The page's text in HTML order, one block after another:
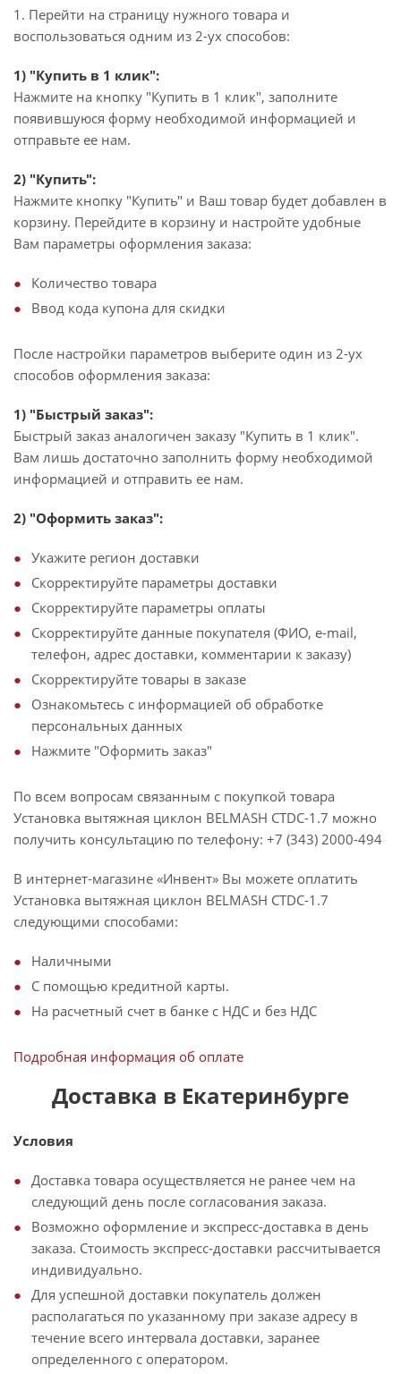
1. Перейти на страницу нужного товара и
воспользоваться одним из 2-ух способов:
1) "Купить в 1 клик":
Нажмите на кнопку "Купить в 1 клик", заполните
появившуюся форму необходимой информацией и
отправьте ее нам.
2) "Купить":
Нажмите кнопку "Купить" и Ваш товар будет добавлен в
корзину. Перейдите в корзину и настройте удобные
Вам параметры оформления заказа:
Количество товара
Ввод кода купона для скидки
После настройки параметров выберите один из 2-ух
способов оформления заказа:
1) "Быстрый заказ":
Быстрый заказ аналогичен заказу "Купить в 1 клик".
Вам лишь достаточно заполнить форму необходимой
информацией и отправить ее нам.
2) "Оформить заказ":
Укажите регион доставки
Скорректируйте параметры доставки
Скорректируйте параметры оплаты
Скорректируйте данные покупателя (ФИО, e-mail,
телефон, адрес доставки, комментарии к заказу)
Скорректируйте товары в заказе
Ознакомьтесь с информацией об обработке
персональных данных
Нажмите "Оформить заказ"
По всем вопросам связанным с покупкой товара
Установка вытяжная циклон BELMASH CTDC-1.7 можно
получить консультацию по телефону: +7 (343) 2000-494
В интернет-магазине «Инвент» Вы можете оплатить
Установка вытяжная циклон BELMASH CTDC-1.7
следующими способами:
Наличными
С помощью кредитной карты.
На расчетный счет в банке с НДС и без НДС
Подробная информация об оплате
Доставка в Екатеринбурге
Условия
Доставка товара осуществляется не ранее чем на
следующий день после согласования заказа.
Возможно оформление и экспресс-доставка в день
заказа. Стоимость экспресс-доставки рассчитывается
индивидуально.
Для успешной доставки покупатель должен
располагаться по указанному при заказе адресу в
течение всего интервала доставки, заранее
определенного с оператором.